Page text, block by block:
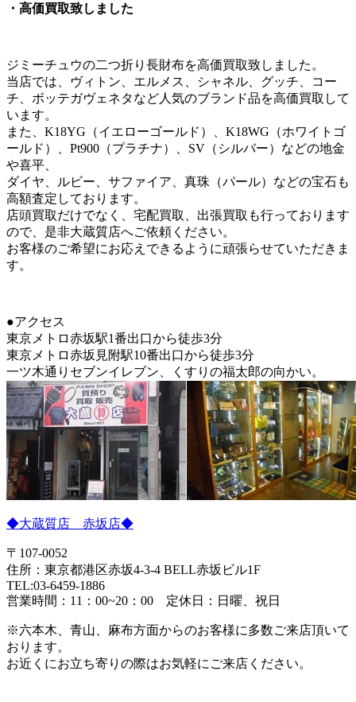
・高価買取致しました
ジミーチュウの二つ折り長財布を高価買取致しました。
当店では、ヴィトン、エルメス、シャネル、グッチ、コー
チ、ボッテガヴェネタなど人気のブランド品を高価買取して
います。
また、K18YG（イエローゴールド）、K18WG（ホワイトゴ
ールド）、Pt900（プラチナ）、SV（シルバー）などの地金
や喜平、
ダイヤ、ルビー、サファイア、真珠（パール）などの宝石も
高額査定しております。
店頭買取だけでなく、宅配買取、出張買取も行っております
ので、是非大蔵質店へご依頼ください。
お客様のご希望にお応えできるように頑張らせていただきま
す。
●アクセス
東京メトロ赤坂駅1番出口から徒歩3分
東京メトロ赤坂見附駅10番出口から徒歩3分
一ツ木通りセブンイレブン、くすりの福太郎の向かい。
◆大蔵質店 赤坂店◆
〒107-0052
住所：東京都港区赤坂4-3-4 BELL赤坂ビル1F
TEL:03-6459-1886
営業時間：11：00~20：00 定休日：日曜、祝日
※六本木、青山、麻布方面からのお客様に多数ご来店頂いて
おります。
お近くにお立ち寄りの際はお気軽にご来店ください。